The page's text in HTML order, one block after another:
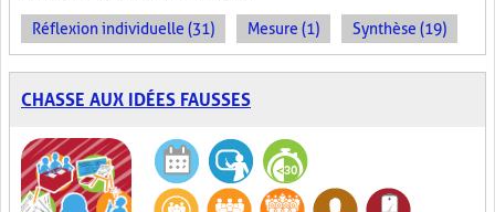
Réflexion individuelle (31) Mesure (1) Synthèse (19)
CHASSE AUX IDÉES FAUSSES